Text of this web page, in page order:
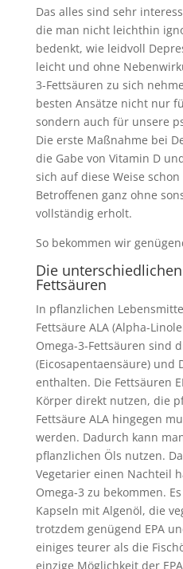
Das alles sind sehr
die man nicht leichthin
bedenkt, wie leidvoll
leicht und ohne
3-Fettsäuren zu sich
besten Ansätze nicht nur
sondern auch für unsere
Die erste Maßnahme bei
die Gabe von Vitamin D
sich auf diese Weise
Betroffenen ganz ohne
vollständig erholt.
So bekommen wir
Die
Fettsäuren
In pflanzlichen
Fettsäure ALA (Alpha-
Omega-3-Fettsäuren sind
(Eicosapentaensäure) und
enthalten. Die Fettsäuren
Körper direkt nutzen, die
Fettsäure ALA hingegen
werden. Dadurch kann
pflanzlichen Öls nutzen.
Vegetarier einen Nachteil
Omega-3 zu bekommen.
Kapseln mit Algenöl, die
trotzdem genügend EPA
einiges teurer als die
einzige Möglichkeit der